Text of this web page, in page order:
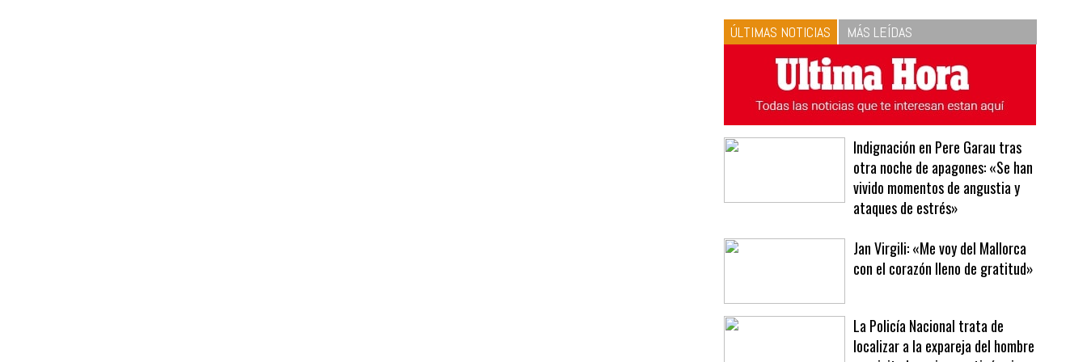
respeta las proporciones.
Recetas de vinagreta
ÚLTIMAS NOTICIAS MÁS LEÍDAS
Indignación en Pere Garau tras
vivido momentos de angustia y
ataques de estrés»
con el corazón lleno de gratitud»